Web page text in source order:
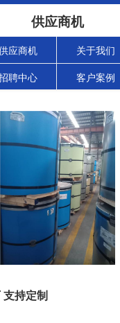
供应商机
应商机 关于我们
聘中心 客户案例
持定制